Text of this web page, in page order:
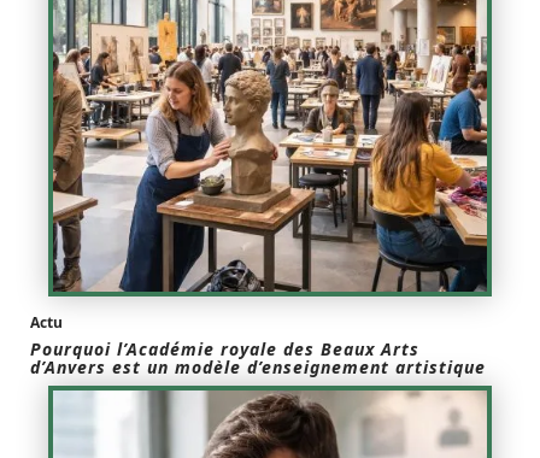
Actu
Pourquoi l’Académie royale des Beaux Arts
d’Anvers est un modèle d’enseignement artistique